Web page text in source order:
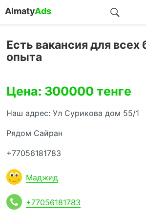
AlmatyAds
Есть вакансия для всех
опыта
Цена: 300000 тенге
Наш адрес: Ул Сурикова дом 55/1
Рядом Сайран
+77056181783
Маджид
+77056181783